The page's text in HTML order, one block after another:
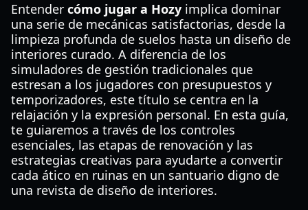
Entender cómo jugar a Hozy implica dominar
una serie de mecánicas satisfactorias, desde la
limpieza profunda de suelos hasta un diseño de
interiores curado. A diferencia de los
simuladores de gestión tradicionales que
estresan a los jugadores con presupuestos y
temporizadores, este título se centra en la
relajación y la expresión personal. En esta guía,
te guiaremos a través de los controles
esenciales, las etapas de renovación y las
estrategias creativas para ayudarte a convertir
cada ático en ruinas en un santuario digno de
una revista de diseño de interiores.